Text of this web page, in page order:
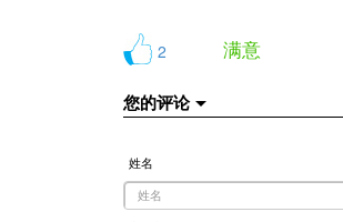
2 满意
您的评论
姓名